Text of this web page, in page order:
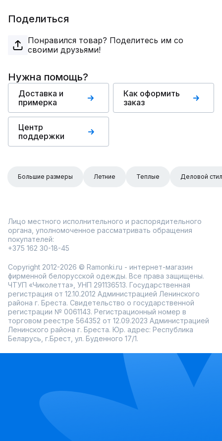
Поделиться
Понравился товар? Поделитесь им со
своими друзьями!
Нужна помощь?
Доставка и
примерка
Как оформить
заказ
Центр
поддержки
Большие размеры Летние Теплые Деловой
Лицо местного исполнительного и распорядительного
органа, уполномоченное рассматривать обращения
покупателей:
+375 162 30-18-45
Copyright 2012-2026 © Ramonki.ru - интернет-магазин
фирменной белорусской одежды. Все права защищены.
ЧТУП «Чиколетта», УНП 291136513. Государственная
регистрация от 12.10.2012 Администрацией Ленинского
района г. Бреста. Свидетельство о государственной
регистрации № 0061143. Регистрационный номер в
торговом реестре 564352 от 12.09.2023 Администрацией
Ленинского района г. Бреста. Юр. адрес: Республика
Беларусь, г.Брест, ул. Буденного 17/1.